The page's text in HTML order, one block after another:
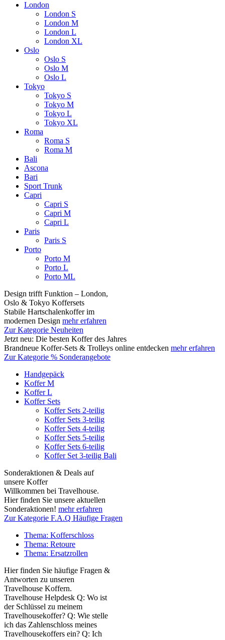
London
London S
London M
London L
London XL
Oslo
Oslo S
Oslo M
Oslo L
Tokyo
Tokyo S
Tokyo M
Tokyo L
Tokyo XL
Roma
Roma S
Roma M
Bali
Ascona
Bari
Sport Trunk
Capri
Capri S
Capri M
Capri L
Paris
Paris S
Porto
Porto M
Porto L
Porto ML
Design trifft Funktion – London,
Oslo & Tokyo Koffersets
Stabile Hartschalenkoffer im
modernen Design mehr erfahren
Zur Kategorie Neuheiten
Jetzt neu: Die besten Koffer des Jahres
Brandneue Koffer-Sets & Trolleys online entdecken mehr erfahren
Zur Kategorie % Sonderangebote
Handgepäck
Koffer M
Koffer L
Koffer Sets
Koffer Sets 2-teilig
Koffer Sets 3-teilig
Koffer Sets 4-teilig
Koffer Sets 5-teilig
Koffer Sets 6-teilig
Koffer Set 3-teilig Bali
Sonderaktionen & Deals auf
unsere Koffer
Willkommen bei Travelhouse.
Hier finden Sie unsere aktuellen
Sonderaktionen! mehr erfahren
Zur Kategorie F.A.Q Häufige Fragen
Thema: Kofferschloss
Thema: Retoure
Thema: Ersatzrollen
Hier finden Sie häufige Fragen &
Antworten zu unseren
Travelhouse Koffern.
Travelhouse Helpdesk Q: Wo ist
der Schlüssel zu meinem
Travelhousekoffer? Q: Wie stelle
ich das Zahlenschloss meines
Travelhousekoffers ein? Q: Ich